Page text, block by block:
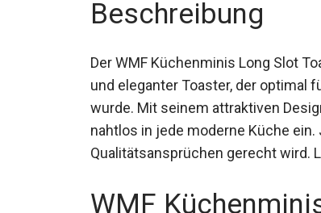
Beschreibung
Der WMF Küchenminis Long Slot
und eleganter Toaster, der optimal
wurde. Mit seinem attraktiven
nahtlos in jede moderne Küche
Qualitätsansprüchen gerecht wird.
WMF